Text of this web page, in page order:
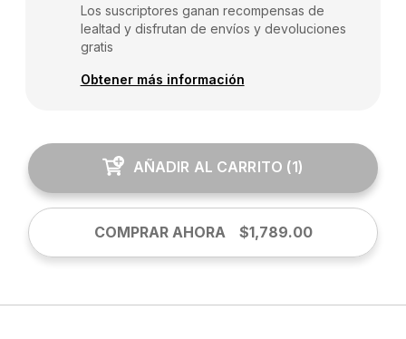
Los suscriptores ganan recompensas de
lealtad y disfrutan de envíos y devoluciones
gratis
Obtener más información
AÑADIR AL CARRITO (1)
COMPRAR AHORA $1,789.00